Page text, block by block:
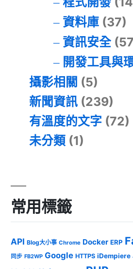
資料庫(37)
資訊安全
開發工具與
攝影相關 (5)
新聞資訊 (239)
有溫度的文字 (72)
未分類 (1)
常用標籤
API Blog大小事 Chrome Docker ERP
同步 FB2WP Google HTTPS iDempiere